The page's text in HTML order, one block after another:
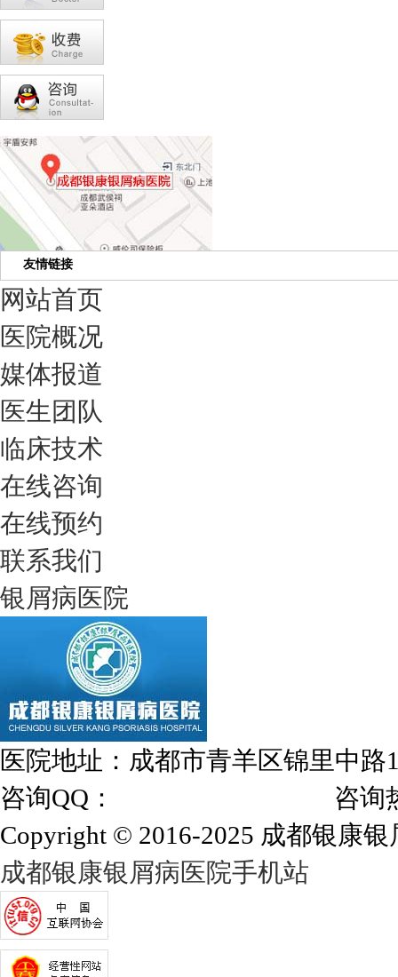
友情链接
网站首页
医院概况
媒体报道
医生团队
临床技术
在线咨询
在线预约
联系我们
银屑病医院
医院地址：成都市青羊区锦里中
咨询QQ：
咨询热线
Copyright © 2016-2025 成都银康银
成都银康银屑病医院手机站